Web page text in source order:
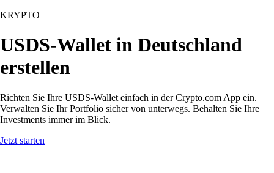
KRYPTO
USDS-Wallet in Deutschland
erstellen
Richten Sie Ihre USDS-Wallet einfach in der Crypto.com App ein.
Verwalten Sie Ihr Portfolio sicher von unterwegs. Behalten Sie Ihre
Investments immer im Blick.
Jetzt starten